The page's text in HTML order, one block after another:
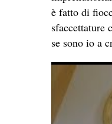
è fatto di
sfaccettature
se sono io a